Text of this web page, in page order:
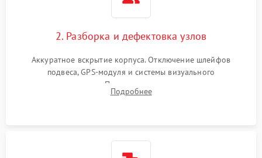
2. Разборка и дефектовка узлов
Аккуратное вскрытие корпуса. Отключение шлейфов
подвеса, GPS-модуля и системы визуального
позиционирования. Проверка полетного контроллера,
регуляторов оборотов (ESC) и бесколлекторных моторов на
Подробнее